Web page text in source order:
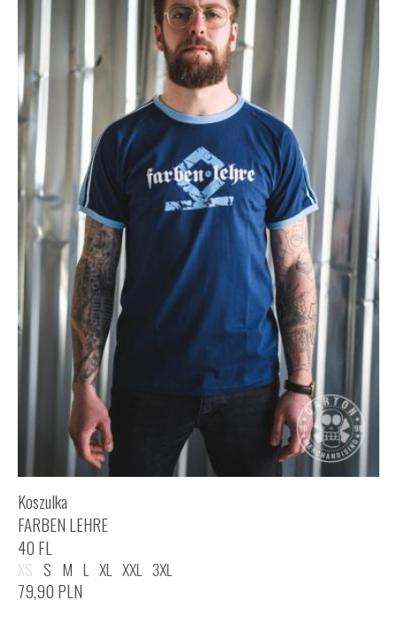
Koszulka
FARBEN LEHRE
40 FL
XS S M L XL XXL 3XL
79,90 PLN